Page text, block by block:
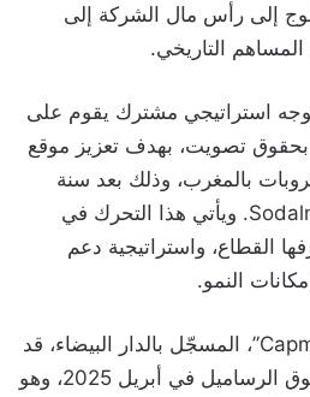
إلى رأس مال الشركة إلى
استراتيجي مشترك يقوم على
بحقوق تصويت، بهدف تعزيز موقع
بالمغرب، وذلك بعد سنة
واحدة فقط من إنشاء Sodalmu. ويأتي هذا التحرك في
القطاع، واستراتيجية دعم
النمو.
وكان صندوق “Capmezzanine”، المسجّل بالدار البيضاء، قد
حصل على اعتماد هيئة سوق الرساميل في أبريل 2025، وهو